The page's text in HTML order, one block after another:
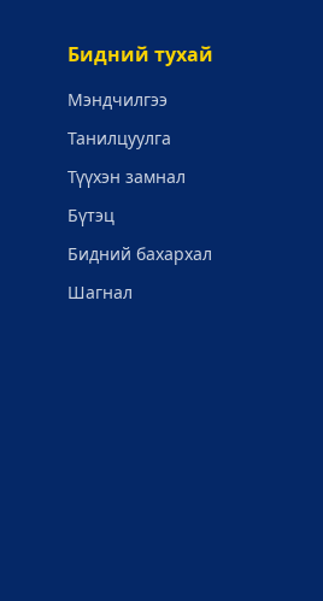
Бидний тухай
Мэндчилгээ
Танилцуулга
Түүхэн замнал
Бүтэц
Бидний бахархал
Шагнал